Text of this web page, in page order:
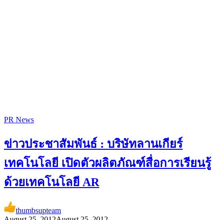
PR News
ข่าวประชาสัมพันธ์ : บริษัทลานเกียร์
เทคโนโลยี เปิดตัวผลิตภัณฑ์สื่อการเรียนรู้
ด้วยเทคโนโลยี AR
thumbsupteam